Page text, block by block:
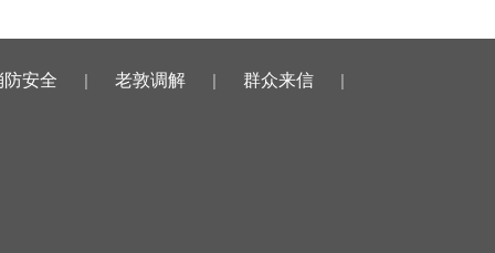
防安全 | 老敦调解 | 群众来信 |